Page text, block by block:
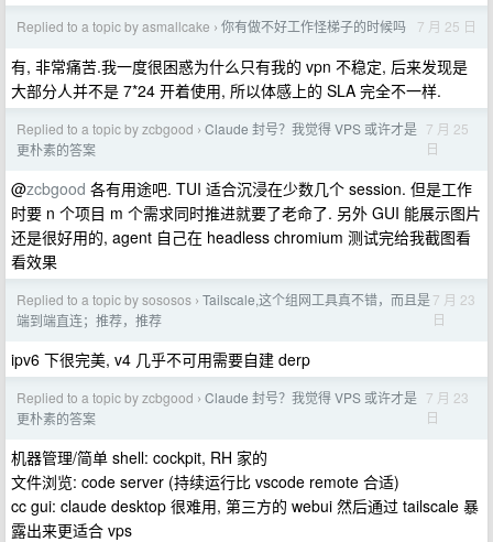
Replied to a topic by asmallcake › 你有做不好工作怪梯子的时候吗 7 月 25 日
有, 非常痛苦.我一度很困惑为什么只有我的 vpn 不稳定, 后来发现是
大部分人并不是 7*24 开着使用, 所以体感上的 SLA 完全不一样.
Replied to a topic by zcbgood › Claude 封号？我觉得 VPS 或许才是
更朴素的答案
7 月 25
日
@zcbgood 各有用途吧. TUI 适合沉浸在少数几个 session. 但是工作
时要 n 个项目 m 个需求同时推进就要了老命了. 另外 GUI 能展示图片
还是很好用的, agent 自己在 headless chromium 测试完给我截图看
看效果
Replied to a topic by sososos › Tailscale,这个组网工具真不错，而且是
端到端直连；推荐，推荐
7 月 23
日
ipv6 下很完美, v4 几乎不可用需要自建 derp
Replied to a topic by zcbgood › Claude 封号？我觉得 VPS 或许才是
更朴素的答案
7 月 23
日
机器管理/简单 shell: cockpit, RH 家的
文件浏览: code server (持续运行比 vscode remote 合适)
cc gui: claude desktop 很难用, 第三方的 webui 然后通过 tailscale 暴
露出来更适合 vps